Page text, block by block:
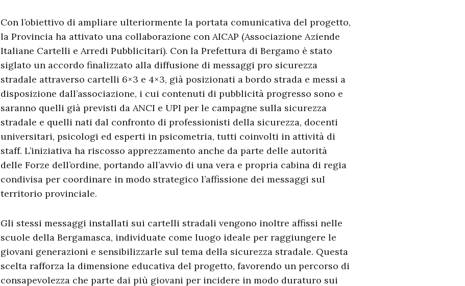
Con l’obiettivo di ampliare ulteriormente la portata comunicativa del progetto,
la Provincia ha attivato una collaborazione con AICAP (Associazione Aziende
Italiane Cartelli e Arredi Pubblicitari). Con la Prefettura di Bergamo è stato
siglato un accordo finalizzato alla diffusione di messaggi pro sicurezza
stradale attraverso cartelli 6×3 e 4×3, già posizionati a bordo strada e messi a
disposizione dall’associazione, i cui contenuti di pubblicità progresso sono e
saranno quelli già previsti da ANCI e UPI per le campagne sulla sicurezza
stradale e quelli nati dal confronto di professionisti della sicurezza, docenti
universitari, psicologi ed esperti in psicometria, tutti coinvolti in attività di
staff. L’iniziativa ha riscosso apprezzamento anche da parte delle autorità
delle Forze dell’ordine, portando all’avvio di una vera e propria cabina di regia
condivisa per coordinare in modo strategico l’affissione dei messaggi sul
territorio provinciale.
Gli stessi messaggi installati sui cartelli stradali vengono inoltre affissi nelle
scuole della Bergamasca, individuate come luogo ideale per raggiungere le
giovani generazioni e sensibilizzarle sul tema della sicurezza stradale. Questa
scelta rafforza la dimensione educativa del progetto, favorendo un percorso di
consapevolezza che parte dai più giovani per incidere in modo duraturo sui